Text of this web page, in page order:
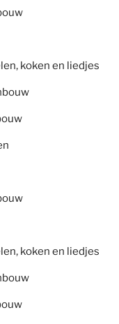
koken en liedjes
koken en liedjes